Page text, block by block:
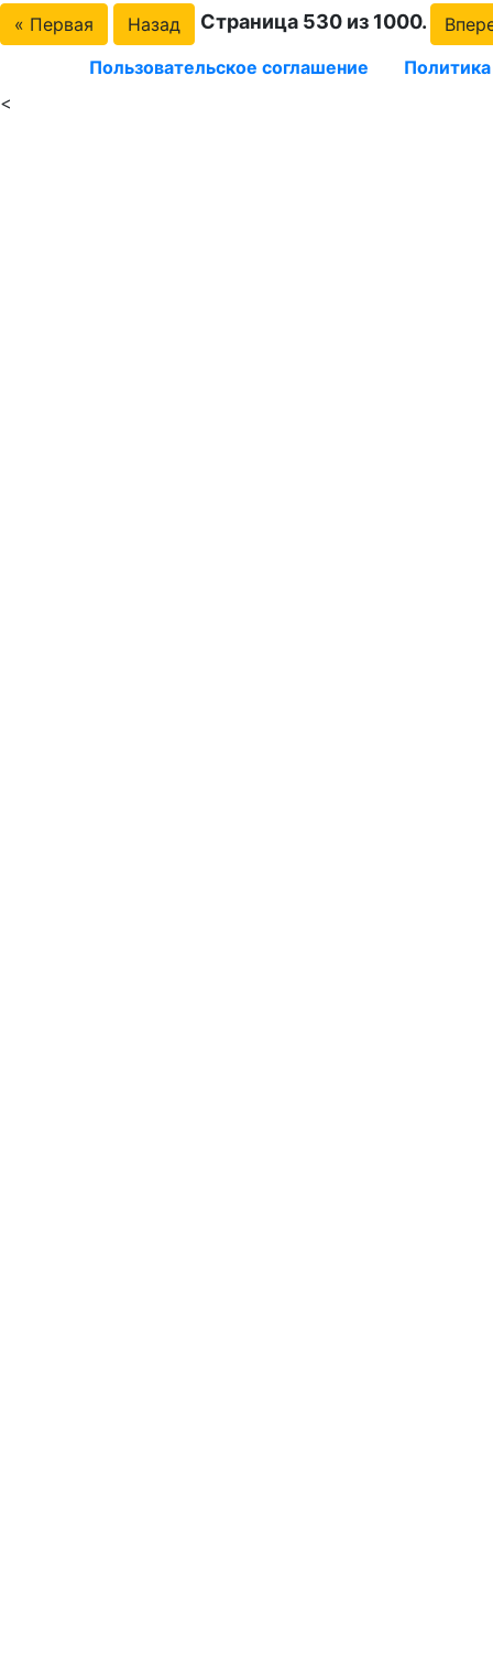
« Первая Назад Страница 530 из 1000.
Пользовательское соглашение
<